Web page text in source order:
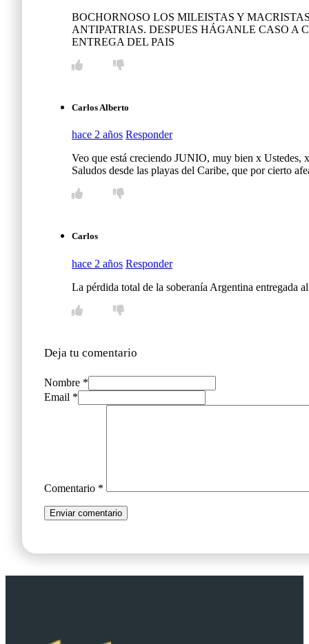
BOCHORNOSO LOS MILEISTAS Y
ANTIPATRIAS. DESPUES HÁGANLE CASO A
ENTREGA DEL PAIS
Carlos Alberto
hace 2 años Responder
Veo que está creciendo JUNIO, muy bien x Ustedes,
Saludos desde las playas del Caribe, que por cierto
Carlos
hace 2 años Responder
La pérdida total de la soberanía Argentina entregada
Deja tu comentario
Nombre *
Email *
Comentario *